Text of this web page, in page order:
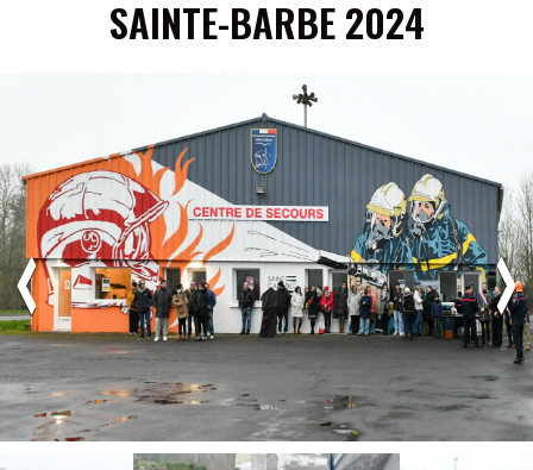
SAINTE-BARBE 2024